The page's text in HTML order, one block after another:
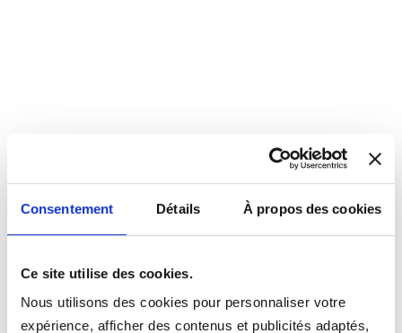
Consentement Détails À propos des cookies
Ce site utilise des cookies.
Nous utilisons des cookies pour personnaliser votre
expérience, afficher des contenus et publicités adaptés,